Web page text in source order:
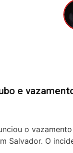
e
o
Salvador. O